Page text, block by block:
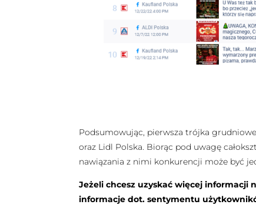
Podsumowując, pierwsza trójka
oraz Lidl Polska. Biorąc pod uwagę
nawiązania z nimi konkurencji może być
Jeżeli chcesz uzyskać więcej informacji
informacje dot. sentymentu